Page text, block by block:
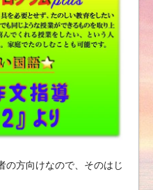
方向けなので、そのはじ